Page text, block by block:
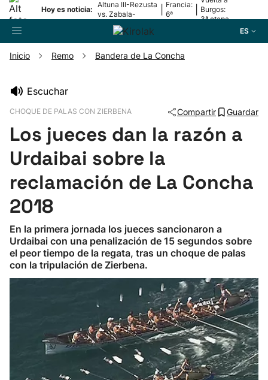
Hoy es noticia:
Altuna III-Rezusta
vs. Zabala-
Zabaleta
Francia:
6ª
Burgos:
3ª etapa
ES
Pelota
Remo
Ciclismo
Kirolak 360
Inicio Remo Bandera de La Concha
Escuchar
CHOQUE DE PALAS CON ZIERBENA Compartir Guardar
Los jueces dan la razón a
Urdaibai sobre la
reclamación de La Concha
2018
En la primera jornada los jueces sancionaron a
Urdaibai con una penalización de 15 segundos sobre
el peor tiempo de la regata, tras un choque de palas
con la tripulación de Zierbena.